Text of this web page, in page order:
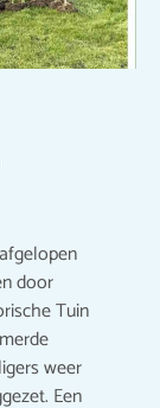
door
Tuin
weer
Een